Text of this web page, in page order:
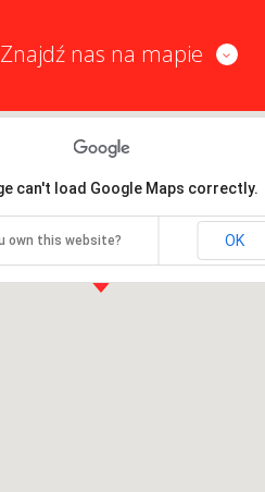
Znajdź nas na mapie
can't load Google Maps correctly.
own this website? OK